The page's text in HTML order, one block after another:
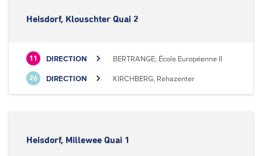
Heisdorf, Klouschter Quai 2
11 DIRECTION BERTRANGE, École Européenne II
26 DIRECTION KIRCHBERG, Rehazenter
Heisdorf, Millewee Quai 1